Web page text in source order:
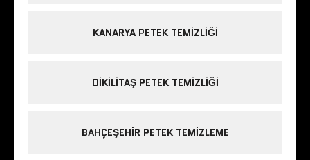
KANARYA PETEK TEMIZLIĞI
DIKILITAŞ PETEK TEMIZLIĞI
BAHÇEŞEHIR PETEK TEMIZLEME